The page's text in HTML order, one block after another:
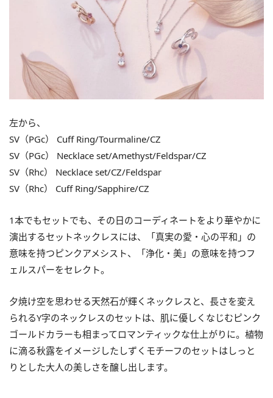
左から、
SV（PGc） Cuff Ring/Tourmaline/CZ
SV（PGc） Necklace set/Amethyst/Feldspar/CZ
SV（Rhc） Necklace set/CZ/Feldspar
SV（Rhc） Cuff Ring/Sapphire/CZ
1本でもセットでも、その日のコーディネートをより華やかに
演出するセットネックレスには、「真実の愛・心の平和」の
意味を持つピンクアメシスト、「浄化・美」の意味を持つフ
ェルスパーをセレクト。
夕焼け空を思わせる天然石が輝くネックレスと、長さを変え
られるY字のネックレスのセットは、肌に優しくなじむピンク
ゴールドカラーも相まってロマンティックな仕上がりに。植物
に滴る秋露をイメージしたしずくモチーフのセットはしっと
りとした大人の美しさを醸し出します。